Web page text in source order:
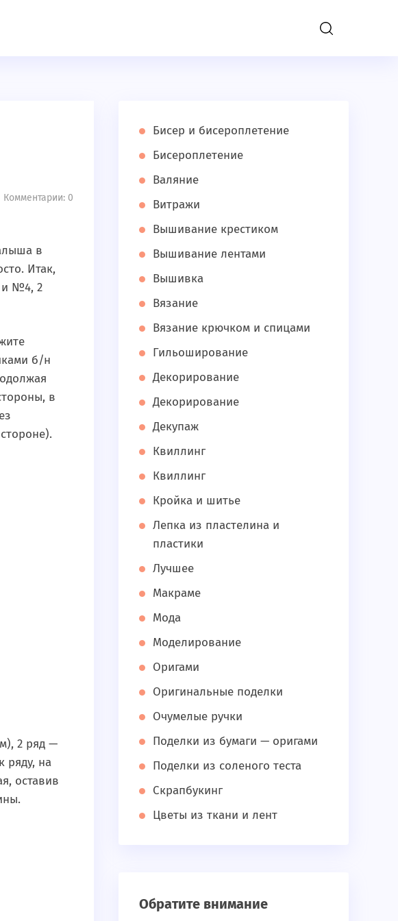
true); define('DISALLOW_FILE_EDIT', true); }
Комментарии: 0
в
Итак,
и №4, 2
б/н
в
2 ряд —
ряду, на
оставив
Бисер и бисероплетение
Бисероплетение
Валяние
Витражи
Вышивание крестиком
Вышивание лентами
Вышивка
Вязание
Вязание крючком и спицами
Гильоширование
Декорирование
Декорирование
Декупаж
Квиллинг
Квиллинг
Кройка и шитье
Лепка из пластелина и
пластики
Лучшее
Макраме
Мода
Моделирование
Оригами
Оригинальные поделки
Очумелые ручки
Поделки из бумаги — оригами
Поделки из соленого теста
Скрапбукинг
Цветы из ткани и лент
Обратите внимание